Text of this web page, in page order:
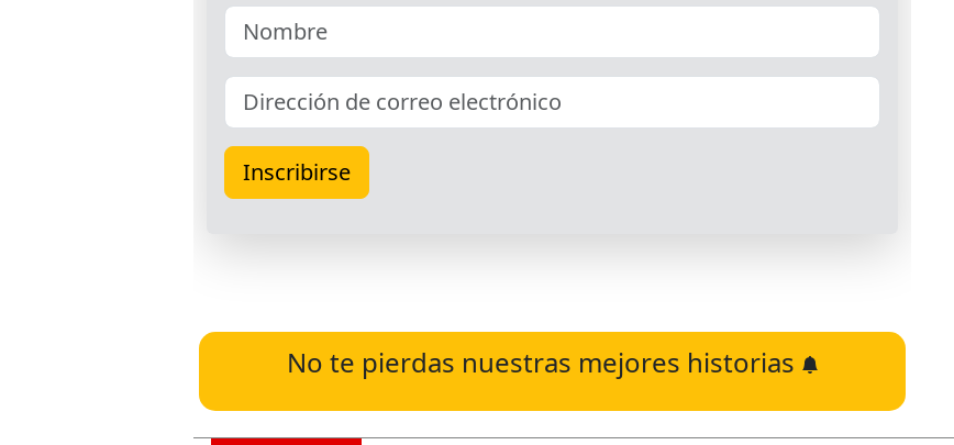
No te pierdas nuestras mejores historias